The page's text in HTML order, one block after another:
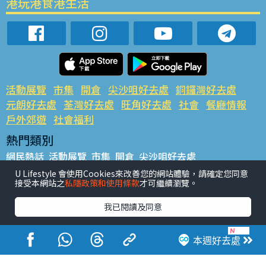
本週好去處
活動展覽 市集 開倉 尖沙咀好去處 銅鑼灣好去處
元朗好去處 荃灣好去處 旺角好去處 社會 餐廳情報
戶外郊遊 社會福利
熱門類別
網民熱話 活動展覽 市集 開倉 尖沙咀好去處
銅鑼灣好去處 元朗好去處 荃灣好去處 旺角好去處 社會
餐廳情報 戶外郊遊
熱門標籤
#UGO搵好去處 #人氣活動推介 #美食社群熱話
#親子玩樂好去處
#ULifestyle應用程式
#限時搶
#UJetso禮物放送
#ULifestyle商戶中心 #著數 #網絡熱話
U Lifestyle 會使用Cookies來改善您的網站體驗，請確定您同意
接受本網站之私隱政策和使用條款才可繼續瀏覽。
我已閱讀及同意